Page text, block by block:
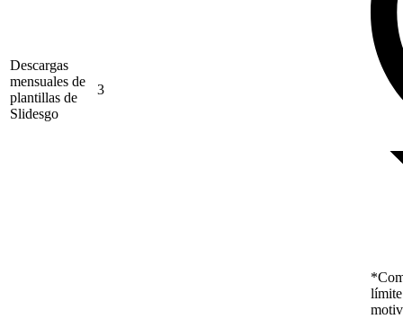
Descargas
mensuales de
plantillas de
Slidesgo
3
límite